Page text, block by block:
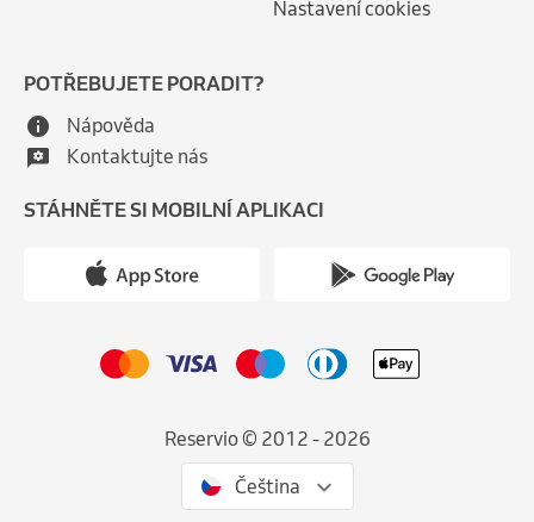
Nastavení cookies
POTŘEBUJETE PORADIT?
Nápověda
Kontaktujte nás
STÁHNĚTE SI MOBILNÍ APLIKACI
Reservio © 2012 - 2026
Čeština